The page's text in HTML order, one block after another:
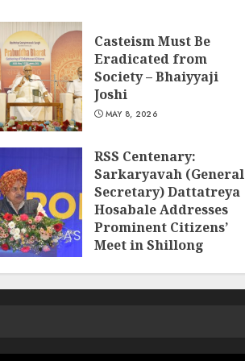
Casteism Must Be
Eradicated from
Society – Bhaiyyaji
Joshi
MAY 8, 2026
RSS Centenary:
Sarkaryavah (General
Secretary) Dattatreya
Hosabale Addresses
Prominent Citizens’
Meet in Shillong